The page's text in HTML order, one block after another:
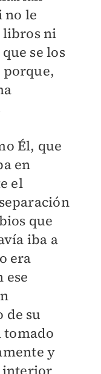
no le
libros ni
se los
Él, que
en
el
que
iba a
era
ese
de su
tomado
y